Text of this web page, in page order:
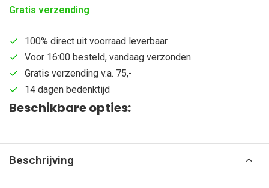
Gratis verzending
100% direct uit voorraad leverbaar
Voor 16:00 besteld, vandaag verzonden
Gratis verzending v.a. 75,-
14 dagen bedenktijd
Beschikbare opties:
Beschrijving